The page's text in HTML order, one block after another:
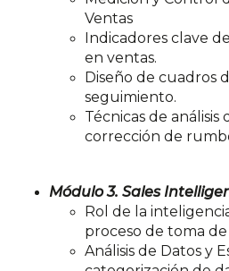
Ventas
Indicadores clave
en ventas.
Diseño de cuadros
seguimiento.
Técnicas de análisis
corrección de
Módulo 3. Sales
Rol de la
proceso de toma de
Análisis de Datos y